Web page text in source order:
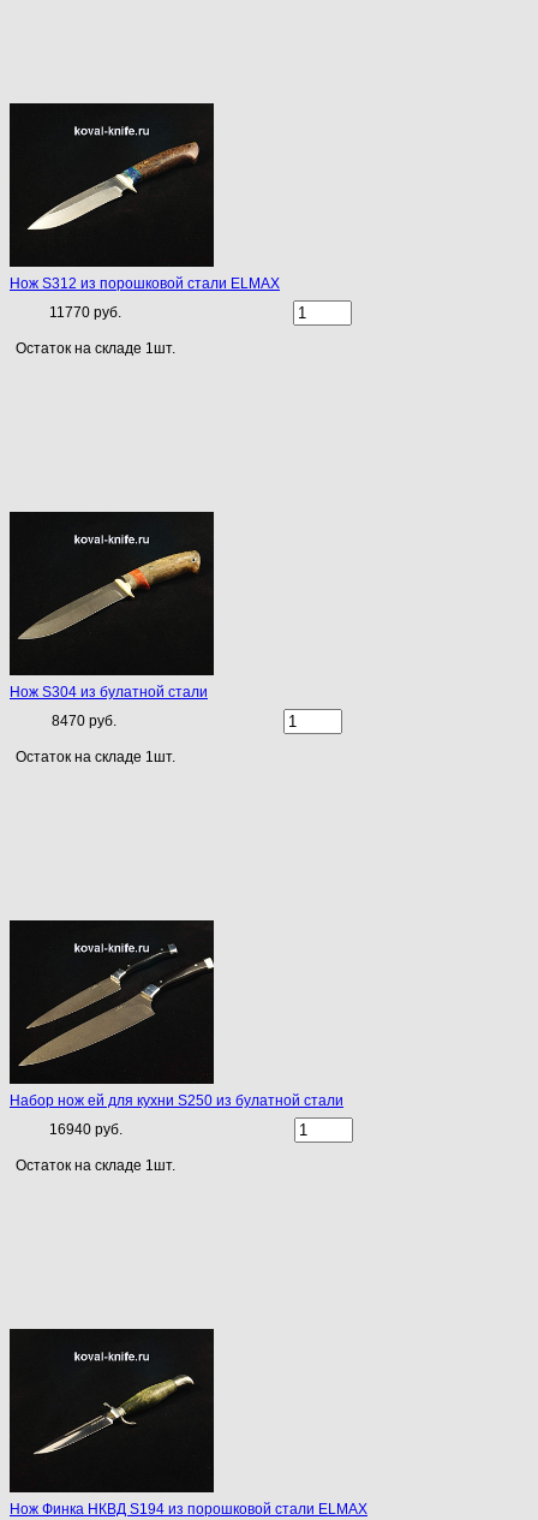
Нож S312 из порошковой стали ELMAX
11770 руб.
Остаток на складе 1шт.
Нож S304 из булатной стали
8470 руб.
Остаток на складе 1шт.
Набор нож ей для кухни S250 из булатной стали
16940 руб.
Остаток на складе 1шт.
Нож Финка НКВД S194 из порошковой стали ELMAX